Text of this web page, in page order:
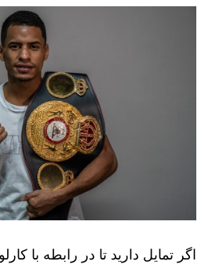
اگر تمایل دارید تا در رابطه با